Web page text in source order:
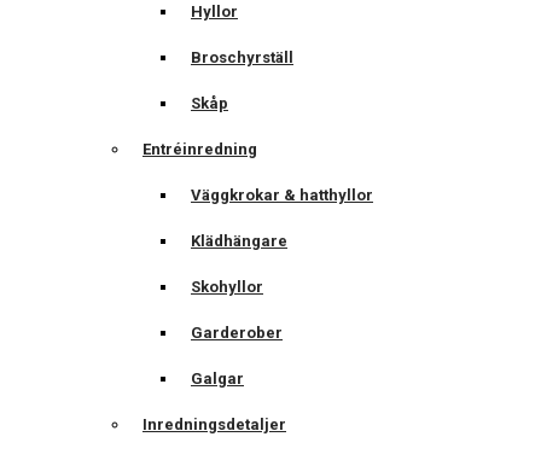
Hyllor
Broschyrställ
Skåp
Entréinredning
Väggkrokar & hatthyllor
Klädhängare
Skohyllor
Garderober
Galgar
Inredningsdetaljer